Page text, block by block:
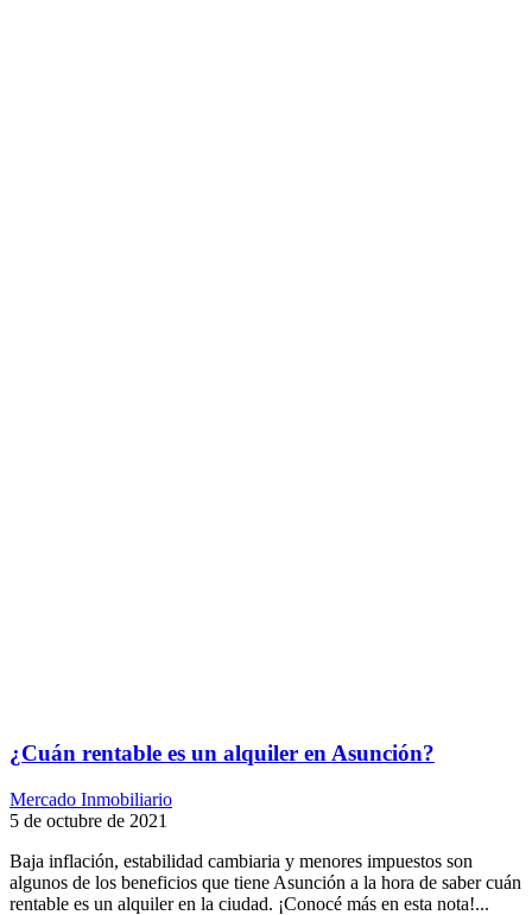
¿Cuán rentable es un alquiler en Asunción?
Mercado Inmobiliario
5 de octubre de 2021
Baja inflación, estabilidad cambiaria y menores impuestos son
algunos de los beneficios que tiene Asunción a la hora de saber cuán
rentable es un alquiler en la ciudad. ¡Conocé más en esta nota!...